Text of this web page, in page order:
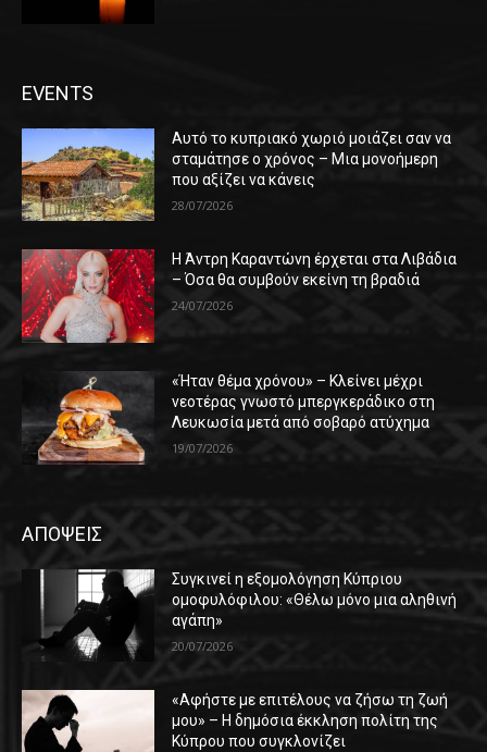
EVENTS
Αυτό το κυπριακό χωριό μοιάζει σαν να
σταμάτησε ο χρόνος – Μια μονοήμερη
που αξίζει να κάνεις
28/07/2026
Η Άντρη Καραντώνη έρχεται στα Λιβάδια
– Όσα θα συμβούν εκείνη τη βραδιά
24/07/2026
«Ήταν θέμα χρόνου» – Κλείνει μέχρι
νεοτέρας γνωστό μπεργκεράδικο στη
Λευκωσία μετά από σοβαρό ατύχημα
19/07/2026
ΑΠΟΨΕΙΣ
Συγκινεί η εξομολόγηση Κύπριου
ομοφυλόφιλου: «Θέλω μόνο μια αληθινή
αγάπη»
20/07/2026
«Αφήστε με επιτέλους να ζήσω τη ζωή
μου» – Η δημόσια έκκληση πολίτη της
Κύπρου που συγκλονίζει